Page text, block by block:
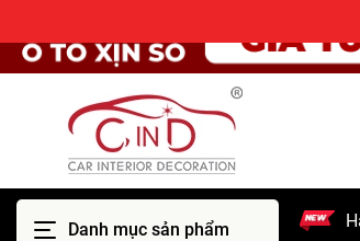
Danh mục sản phẩm